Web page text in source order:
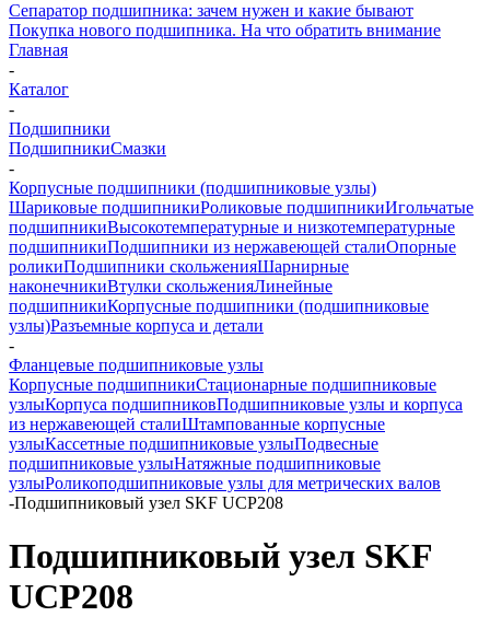
Сепаратор подшипника: зачем нужен и какие бывают
Покупка нового подшипника. На что обратить внимание
Главная
-
Каталог
-
Подшипники
ПодшипникиСмазки
-
Корпусные подшипники (подшипниковые узлы)
Шариковые подшипникиРоликовые подшипникиИгольчатые
подшипникиВысокотемпературные и низкотемпературные
подшипникиПодшипники из нержавеющей сталиОпорные
роликиПодшипники скольженияШарнирные
наконечникиВтулки скольженияЛинейные
подшипникиКорпусные подшипники (подшипниковые
узлы)Разъемные корпуса и детали
-
Фланцевые подшипниковые узлы
Корпусные подшипникиСтационарные подшипниковые
узлыКорпуса подшипниковПодшипниковые узлы и корпуса
из нержавеющей сталиШтампованные корпусные
узлыКассетные подшипниковые узлыПодвесные
подшипниковые узлыНатяжные подшипниковые
узлыРоликоподшипниковые узлы для метрических валов
-Подшипниковый узел SKF UCP208
Подшипниковый узел SKF
UCP208